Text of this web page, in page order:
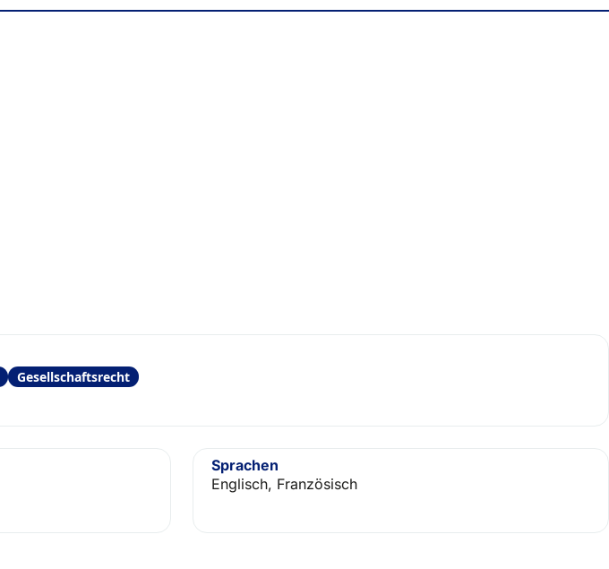
Gesellschaftsrecht
Sprachen
Englisch, Französisch